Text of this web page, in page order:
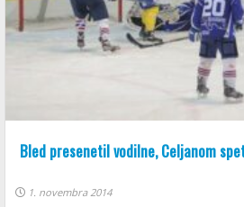
Bled presenetil vodilne, Celjanom
1. novembra 2014